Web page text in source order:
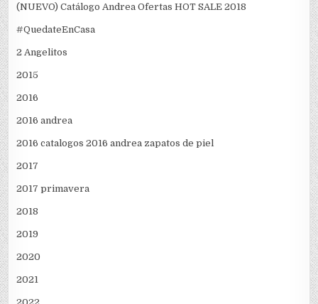
(NUEVO) Catálogo Andrea Ofertas HOT SALE 2018
#QuedateEnCasa
2 Angelitos
2015
2016
2016 andrea
2016 catalogos 2016 andrea zapatos de piel
2017
2017 primavera
2018
2019
2020
2021